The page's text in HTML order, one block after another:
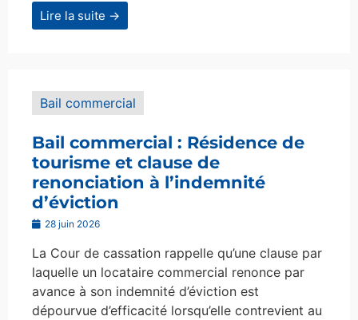
Lire la suite →
Bail commercial
Bail commercial : Résidence de
tourisme et clause de
renonciation à l’indemnité
d’éviction
28 juin 2026
La Cour de cassation rappelle qu’une clause par
laquelle un locataire commercial renonce par
avance à son indemnité d’éviction est
dépourvue d’efficacité lorsqu’elle contrevient au